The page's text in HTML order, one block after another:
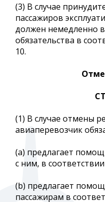
(3) В случае
пассажиров
должен немедленно
обязательства в
10.
(1) В случае отмены
авиаперевозчик
(a) предлагает
с ним, в
(b) предлагает
пассажирам в